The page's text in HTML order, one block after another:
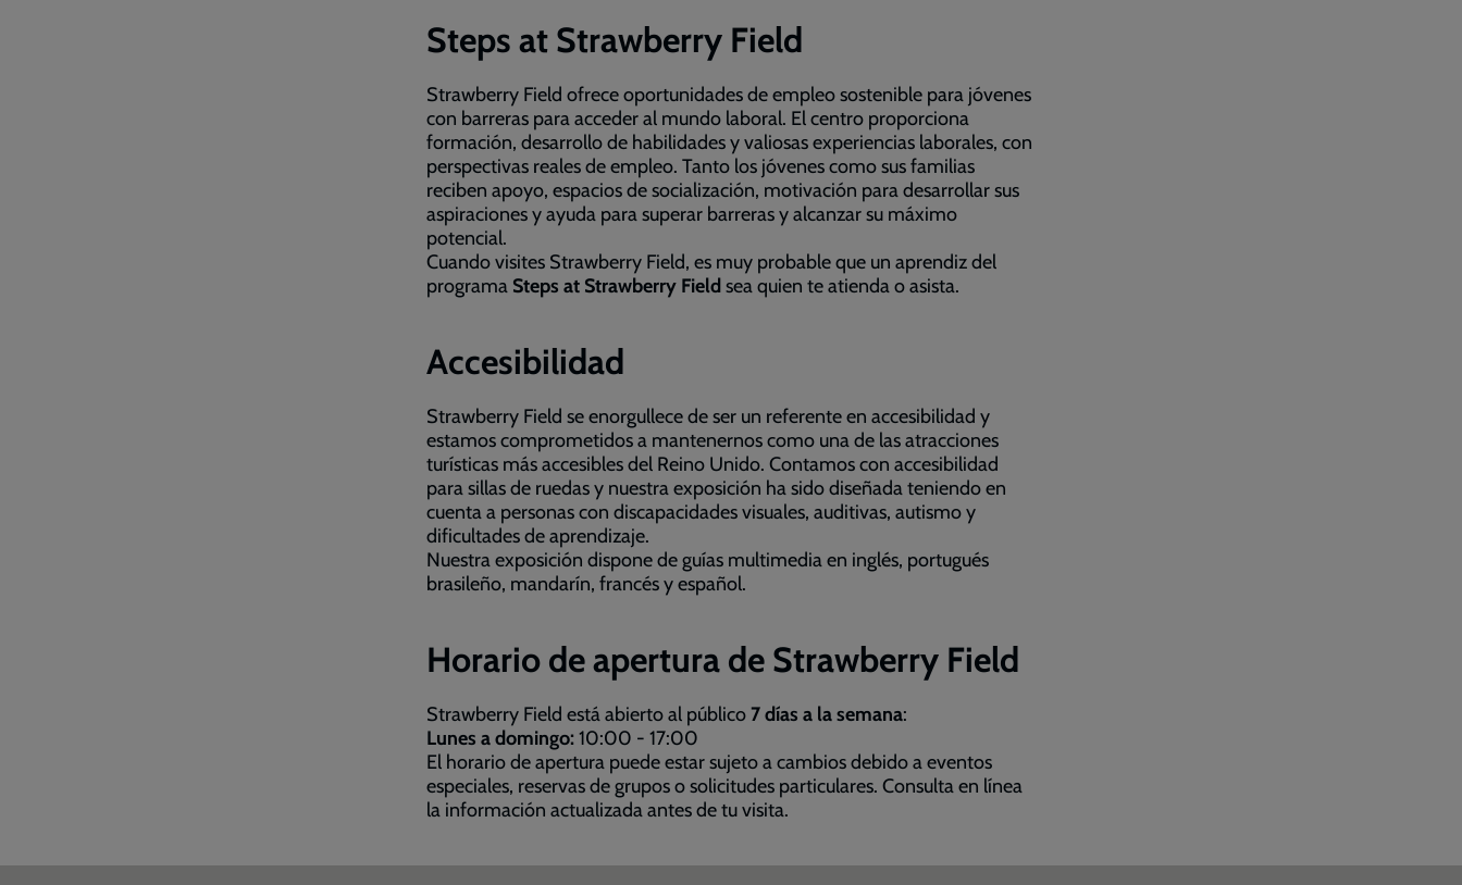
Steps at Strawberry Field
Strawberry Field ofrece oportunidades de empleo sostenible para jóvenes
con barreras para acceder al mundo laboral. El centro proporciona
formación, desarrollo de habilidades y valiosas experiencias laborales, con
perspectivas reales de empleo. Tanto los jóvenes como sus familias
reciben apoyo, espacios de socialización, motivación para desarrollar sus
aspiraciones y ayuda para superar barreras y alcanzar su máximo
potencial.
Cuando visites Strawberry Field, es muy probable que un aprendiz del
programa Steps at Strawberry Field sea quien te atienda o asista.
Accesibilidad
Strawberry Field se enorgullece de ser un referente en accesibilidad y
estamos comprometidos a mantenernos como una de las atracciones
turísticas más accesibles del Reino Unido. Contamos con accesibilidad
para sillas de ruedas y nuestra exposición ha sido diseñada teniendo en
cuenta a personas con discapacidades visuales, auditivas, autismo y
dificultades de aprendizaje.
Nuestra exposición dispone de guías multimedia en inglés, portugués
brasileño, mandarín, francés y español.
Horario de apertura de Strawberry Field
Strawberry Field está abierto al público7 días a la semana:
Lunes a domingo: 10:00 - 17:00
El horario de apertura puede estar sujeto a cambios debido a eventos
especiales, reservas de grupos o solicitudes particulares. Consulta en línea
la información actualizada antes de tu visita.